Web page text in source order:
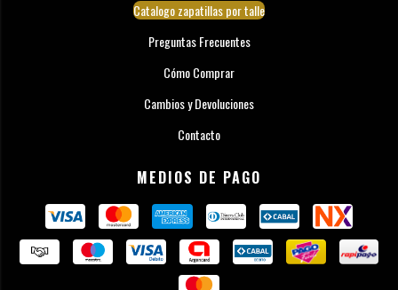
Catalogo zapatillas por talle
Preguntas Frecuentes
Cómo Comprar
Cambios y Devoluciones
Contacto
MEDIOS DE PAGO